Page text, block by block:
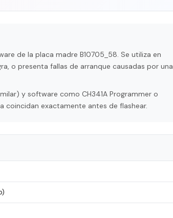
de la placa madre B10705_58. Se utiliza en
o presenta fallas de arranque causadas por una
y software como CH341A Programmer o
coincidan exactamente antes de flashear.